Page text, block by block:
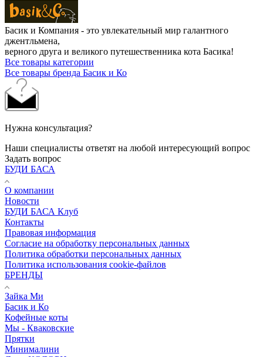
Басик и Компания - это увлекательный мир галантного
джентльмена,
верного друга и великого путешественника кота Басика!
Все товары категории
Все товары бренда Басик и Ко
Нужна консультация?
Наши специалисты ответят на любой интересующий вопрос
Задать вопрос
БУДИ БАСА
О компании
Новости
БУДИ БАСА Клуб
Контакты
Правовая информация
Согласие на обработку персональных данных
Политика обработки персональных данных
Политика использования cookie-файлов
БРЕНДЫ
Зайка Ми
Басик и Ко
Кофейные коты
Мы - Кваковские
Прятки
Минималини